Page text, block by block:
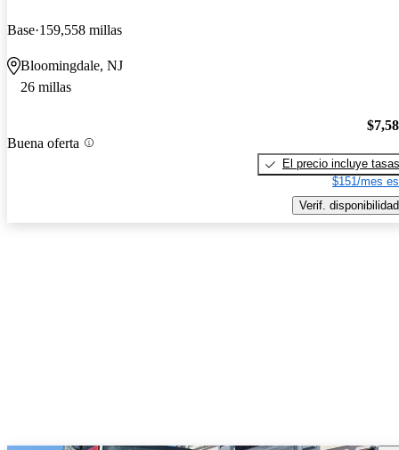
Base 159,558 millas
Bloomingdale, NJ
26 millas
Buena oferta
El precio incluye tasas
$151/mes
Verif. disponibilidad